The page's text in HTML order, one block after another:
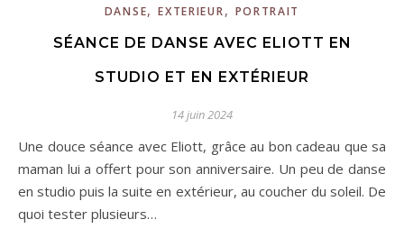
DANSE,EXTERIEUR, PORTRAIT
SÉANCE DE DANSE AVEC ELIOTT EN
STUDIO ET EN EXTÉRIEUR
14 juin 2024
Une douce séance avec Eliott, grâce au bon cadeau que sa
maman lui a offert pour son anniversaire. Un peu de danse
en studio puis la suite en extérieur, au coucher du soleil. De
quoi tester plusieurs…